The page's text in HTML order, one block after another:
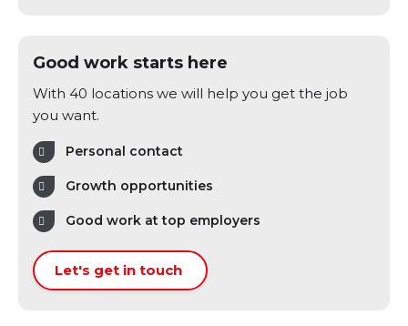
Good work starts here
With 40 locations we will help you get the job
you want.
Personal contact
Growth opportunities
Good work at top employers
Let's get in touch